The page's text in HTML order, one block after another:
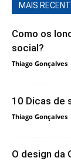
MAIS
Como os
social?
Thiago Gonçalves
10 Dicas de
Thiago Gonçalves
O design da